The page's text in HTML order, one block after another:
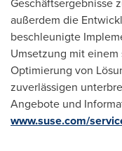
außerdem die
beschleunigte
Umsetzung mit
Optimierung von
zuverlässigen
Angebote und
www.suse.com/